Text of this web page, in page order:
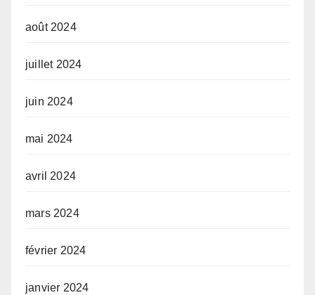
août 2024
juillet 2024
juin 2024
mai 2024
avril 2024
mars 2024
février 2024
janvier 2024